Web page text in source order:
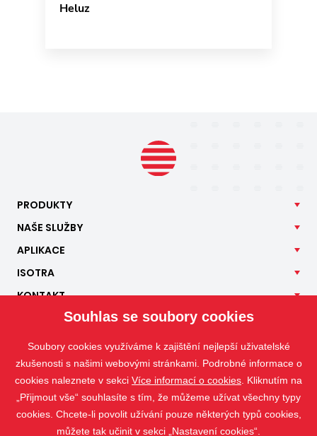
Heluz
PRODUKTY
NAŠE SLUŽBY
APLIKACE
ISOTRA
KONTAKT
Souhlas se soubory cookies
Soubory cookies využíváme k zajištění nejlepší uživatelské
zkušenosti s našimi webovými stránkami. Podrobné informace o
cookies naleznete v sekci Více informací o cookies . Kliknutím na
„Přijmout vše“ souhlasíte s tím, že můžeme užívat všechny typy
cookies. Chcete-li povolit užívání pouze některých typů cookies,
můžete tak učinit v sekci „Nastavení cookies“.